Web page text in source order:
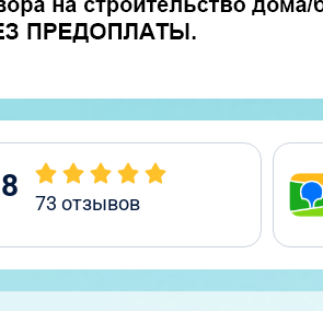
73 отзывов